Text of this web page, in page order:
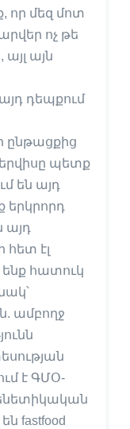
որ մեզ մոտ
ոչ թե
այն
դեպքում
ընթացքից
պետք
են այդ
երկրորդ
այդ
հետ էլ
ենք հատուկ
ամբողջ
է ԳՄՕ-
fastfood